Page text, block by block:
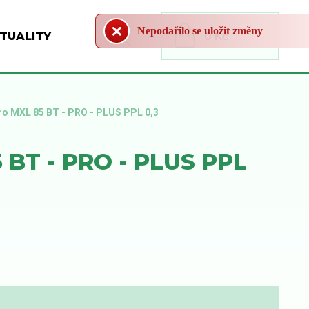
0 Kč
MXL 85 BT - PRO - PLUS PPL 0,3
- PRO - PLUS PPL
Nepodařilo se uložit změny